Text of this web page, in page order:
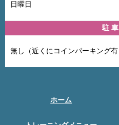
日曜日
駐
無し（近くにコインパーキング
ホーム